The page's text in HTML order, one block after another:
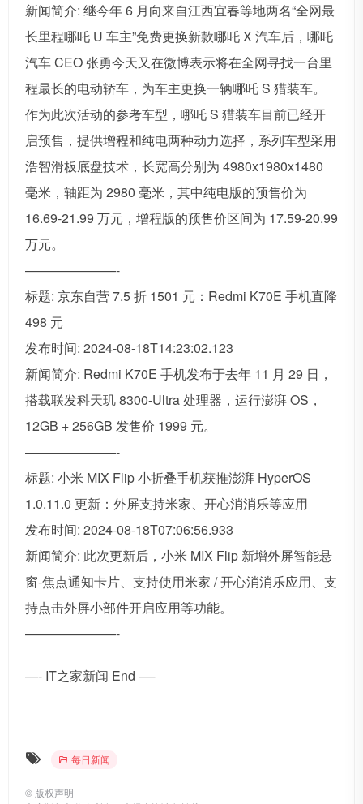
新闻简介: 继今年 6 月向来自江西宜春等地两名“全网最
长里程哪吒 U 车主”免费更换新款哪吒 X 汽车后，哪吒
汽车 CEO 张勇今天又在微博表示将在全网寻找一台里
程最长的电动轿车，为车主更换一辆哪吒 S 猎装车。
作为此次活动的参考车型，哪吒 S 猎装车目前已经开
启预售，提供增程和纯电两种动力选择，系列车型采用
浩智滑板底盘技术，长宽高分别为 4980x1980x1480
毫米，轴距为 2980 毫米，其中纯电版的预售价为
16.69-21.99 万元，增程版的预售价区间为 17.59-20.99
万元。
———————-
标题: 京东自营 7.5 折 1501 元：Redmi K70E 手机直降
498 元
发布时间: 2024-08-18T14:23:02.123
新闻简介: Redmi K70E 手机发布于去年 11 月 29 日，
搭载联发科天玑 8300-Ultra 处理器，运行澎湃 OS，
12GB + 256GB 发售价 1999 元。
———————-
标题: 小米 MIX Flip 小折叠手机获推澎湃 HyperOS
1.0.11.0 更新：外屏支持米家、开心消消乐等应用
发布时间: 2024-08-18T07:06:56.933
新闻简介: 此次更新后，小米 MIX Flip 新增外屏智能悬
窗-焦点通知卡片、支持使用米家 / 开心消消乐应用、支
持点击外屏小部件开启应用等功能。
———————-
—- IT之家新闻 End —-
每日新闻
© 版权声明